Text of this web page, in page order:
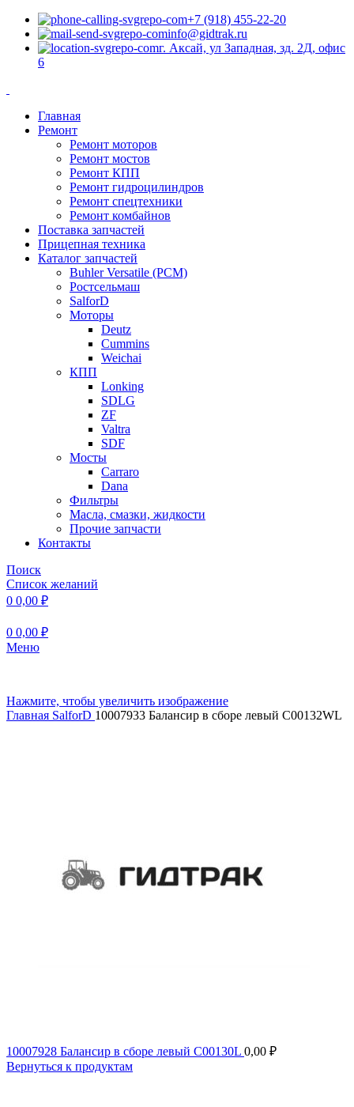
+7 (918) 455-22-20
info@gidtrak.ru
г. Аксай, ул Западная, зд. 2Д, офис
6
Главная
Ремонт
Ремонт моторов
Ремонт мостов
Ремонт КПП
Ремонт гидроцилиндров
Ремонт спецтехники
Ремонт комбайнов
Поставка запчастей
Прицепная техника
Каталог запчастей
Buhler Versatile (РСМ)
Ростсельмаш
SalforD
Моторы
Deutz
Cummins
Weichai
КПП
Lonking
SDLG
ZF
Valtra
SDF
Мосты
Carraro
Dana
Фильтры
Масла, смазки, жидкости
Прочие запчасти
Контакты
Поиск
Список желаний
0 0,00 ₽
0 0,00 ₽
Меню
Нажмите, чтобы увеличить изображение
Главная SalforD 10007933 Балансир в сборе левый C00132WL
10007928 Балансир в сборе левый C00130L 0,00 ₽
Вернуться к продуктам